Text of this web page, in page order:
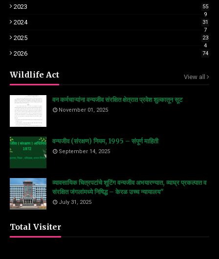
2023
55
9
2024
31
7
2025
23
4
2026 74
Wildlife Act View all
वन कर्मचाऱ्यांना वन्यजीव संरक्षित क्षेत्रात प्रवेश शुल्कातून सूट
November 01, 2025
वन्यजीव (संरक्षण) नियम, 1995 – संपूर्ण माहिती
September 14, 2025
व्यावसायिक चित्रपटांचे शूटिंग वन्यजीव अभयारण्यात, व्याघ्र प्रकल्पात व
संरक्षित जंगलांमध्ये निषिद्ध – केरळ उच्च न्यायालय"
July 31, 2025
Total Visiter